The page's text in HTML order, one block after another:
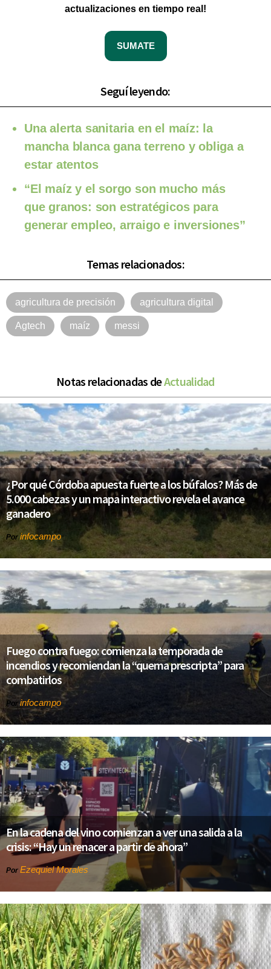
actualizaciones en tiempo real!
SUMATE
Seguí leyendo:
Una alerta sanitaria en el maíz: la
mancha blanca gana terreno y obliga a
estar atentos
“El maíz y el sorgo son mucho más
que granos: son estratégicos para
generar empleo, arraigo e inversiones”
Temas relacionados:
agricultura de precisión agricultura digital
Agtech maíz messi
Notas relacionadas deActualidad
¿Por qué Córdoba apuesta fuerte a los búfalos? Más de
5.000 cabezas y un mapa interactivo revela el avance
ganadero
Porinfocampo
Fuego contra fuego: comienza la temporada de
incendios y recomiendan la “quema prescripta” para
combatirlos
Porinfocampo
En la cadena del vino comienzan a ver una salida a la
crisis: “Hay un renacer a partir de ahora”
Por Ezequiel Morales